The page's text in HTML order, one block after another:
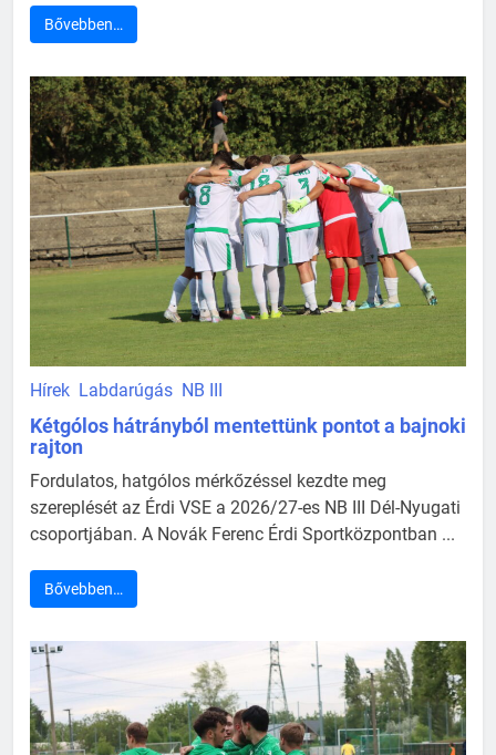
Bővebben…
Hírek Labdarúgás NB III
Kétgólos hátrányból mentettünk pontot a bajnoki
rajton
Fordulatos, hatgólos mérkőzéssel kezdte meg
szereplését az Érdi VSE a 2026/27-es NB III Dél-Nyugati
csoportjában. A Novák Ferenc Érdi Sportközpontban ...
Bővebben…